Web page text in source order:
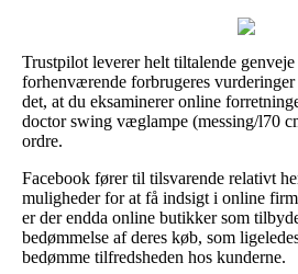
Trustpilot leverer helt tiltalende
forhenværende forbrugeres
det, at du eksaminerer online
doctor swing væglampe (messing/l70
ordre.
Facebook fører til tilsvarende relativt
muligheder for at få indsigt i online
er der endda online butikker som
bedømmelse af deres køb, som
bedømme tilfredsheden hos kunderne.